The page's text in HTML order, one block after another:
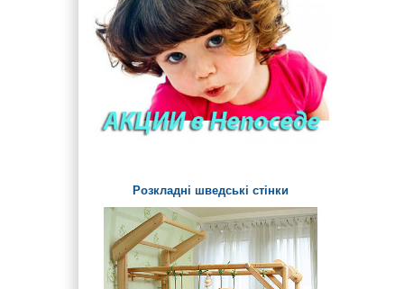
дошки на майданчик
Урни, арки і огорожі
Дитячі лави і столики
вуличні
Паровозики та Машинки на
Розкладні шведські стінки